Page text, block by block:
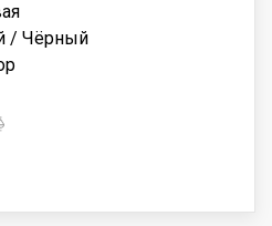
/ Чёрный